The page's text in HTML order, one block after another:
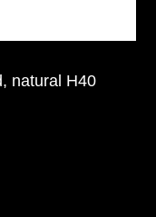
natural H40